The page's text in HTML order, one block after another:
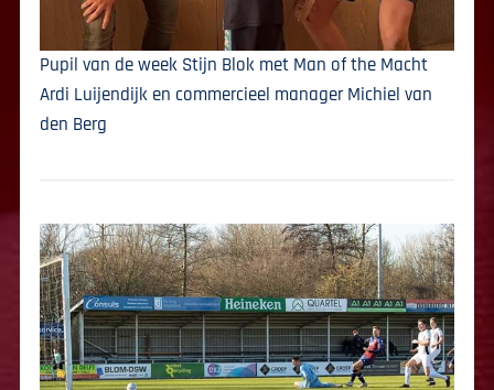
Pupil van de week Stijn Blok met Man of the Macht
Ardi Luijendijk en commercieel manager Michiel van
den Berg